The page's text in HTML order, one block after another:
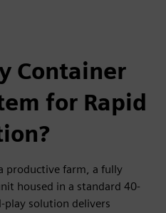
Container
for Rapid
productive farm, a fully
housed in a standard 40-
play solution delivers